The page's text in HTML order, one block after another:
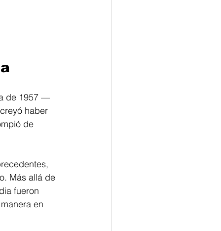
de 1957 —
haber
de
Más allá de
fueron
en